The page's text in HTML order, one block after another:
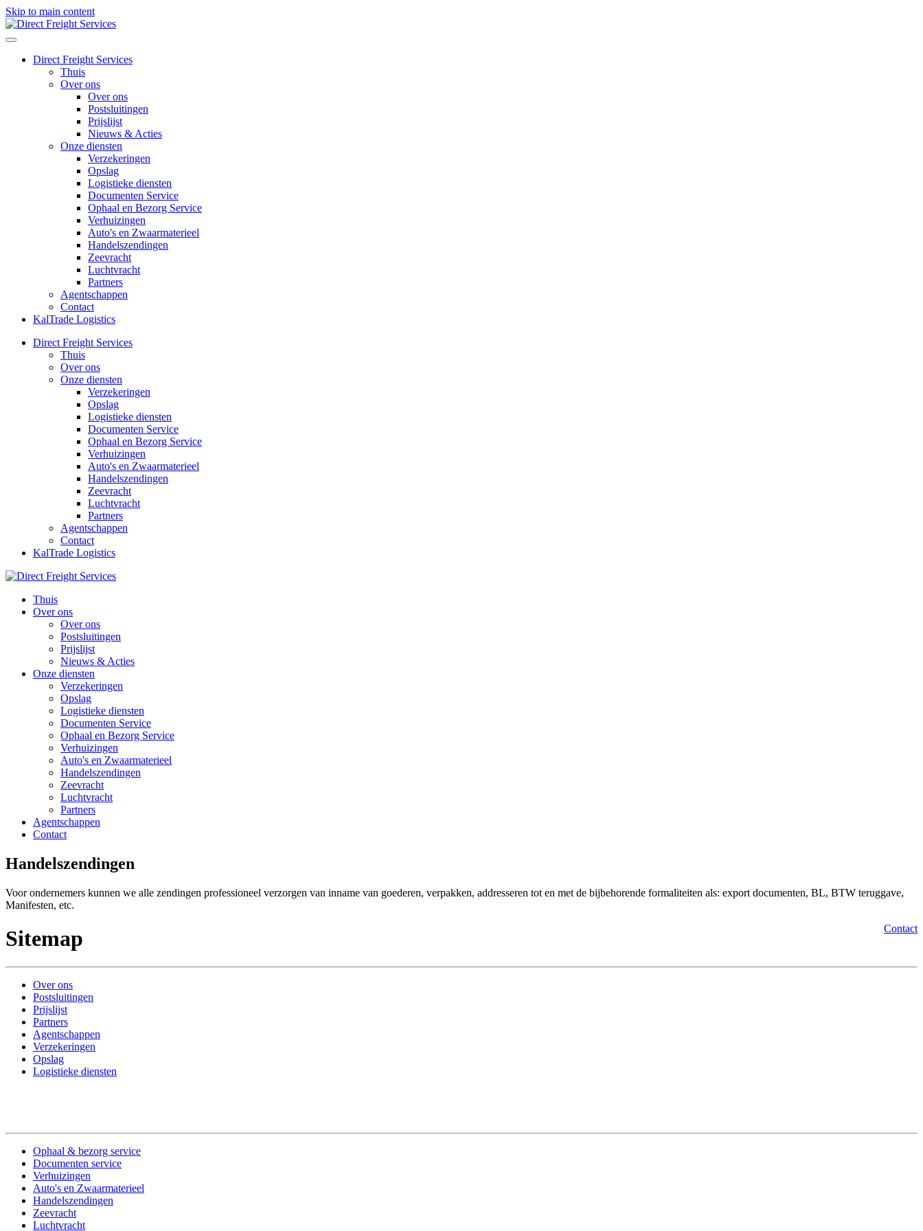
Skip to main content
Direct Freight Services
Thuis
Over ons
Over ons
Postsluitingen
Prijslijst
Nieuws & Acties
Onze diensten
Verzekeringen
Opslag
Logistieke diensten
Documenten Service
Ophaal en Bezorg Service
Verhuizingen
Auto's en Zwaarmaterieel
Handelszendingen
Zeevracht
Luchtvracht
Partners
Agentschappen
Contact
KalTrade Logistics
Direct Freight Services
Thuis
Over ons
Onze diensten
Verzekeringen
Opslag
Logistieke diensten
Documenten Service
Ophaal en Bezorg Service
Verhuizingen
Auto's en Zwaarmaterieel
Handelszendingen
Zeevracht
Luchtvracht
Partners
Agentschappen
Contact
KalTrade Logistics
Thuis
Over ons
Over ons
Postsluitingen
Prijslijst
Nieuws & Acties
Onze diensten
Verzekeringen
Opslag
Logistieke diensten
Documenten Service
Ophaal en Bezorg Service
Verhuizingen
Auto's en Zwaarmaterieel
Handelszendingen
Zeevracht
Luchtvracht
Partners
Agentschappen
Contact
Handelszendingen
Voor ondernemers kunnen we alle zendingen professioneel verzorgen van inname van goederen, verpakken, addresseren tot en met de bijbehorende formaliteiten als: export documenten, BL, BTW teruggave,
Manifesten, etc.
Contact
Sitemap
Over ons
Postsluitingen
Prijslijst
Partners
Agentschappen
Verzekeringen
Opslag
Logistieke diensten
Ophaal & bezorg service
Documenten service
Verhuizingen
Auto's en Zwaarmaterieel
Handelszendingen
Zeevracht
Luchtvracht